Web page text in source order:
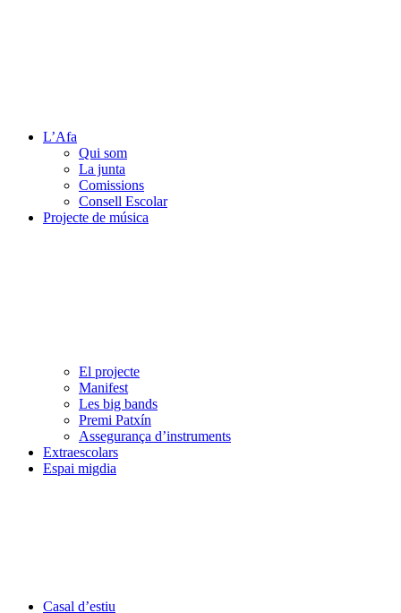
L’Afa
Qui som
La junta
Comissions
Consell Escolar
Projecte de música
El projecte
Manifest
Les big bands
Premi Patxín
Assegurança d’instruments
Extraescolars
Espai migdia
Casal d’estiu